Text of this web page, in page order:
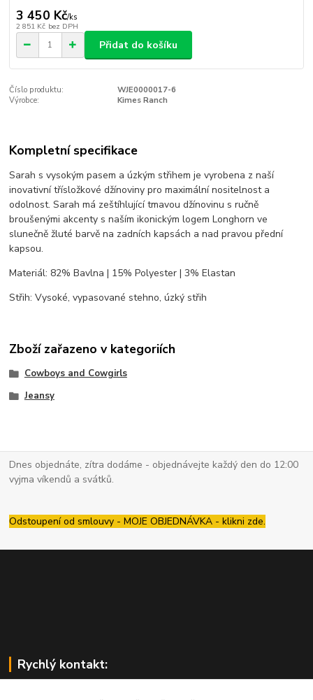
3 450 Kč/ks
2 851 Kč bez DPH
Přidat do košíku
Číslo produktu:
WJE0000017-6
Výrobce:
Kimes Ranch
Kompletní specifikace
Sarah s vysokým pasem a úzkým střihem je vyrobena z naší
inovativní třísložkové džínoviny pro maximální nositelnost a
odolnost. Sarah má zeštíhlující tmavou džínovinu s ručně
broušenými akcenty s naším ikonickým logem Longhorn ve
slunečně žluté barvě na zadních kapsách a nad pravou přední
kapsou.
Materiál: 82% Bavlna | 15% Polyester | 3% Elastan
Střih: Vysoké, vypasované stehno, úzký střih
Zboží zařazeno v kategoriích
Cowboys and Cowgirls
Jeansy
Dnes objednáte, zítra dodáme - objednávejte každý den do 12:00
vyjma víkendů a svátků.
Odstoupení od smlouvy - MOJE OBJEDNÁVKA - klikni zde.
Rychlý kontakt: